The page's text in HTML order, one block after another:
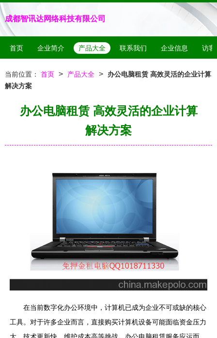
成都智讯达网络科技有限公司
首页 企业简介 产品大全 联系我们 企业信息 访客
当前位置： 首页 > 产品大全 >
办公电脑租赁 高效灵活的企业计算
解决方案
办公电脑租赁 高效灵活的企业计算
解决方案
在当前数字化办公环境中，计算机已成为企业不可或缺的核心
工具。对于许多企业而言，直接购买计算机设备可能面临资金压力